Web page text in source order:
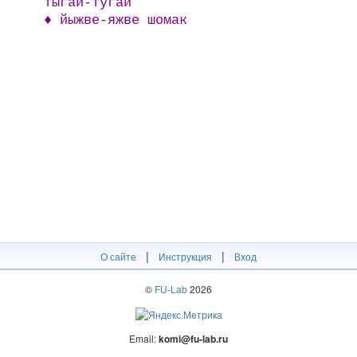
♦ йыжве-яжве шомак
О сайте | Инструкция | Вход
© FU-Lab2026
Email:komi@fu-lab.ru